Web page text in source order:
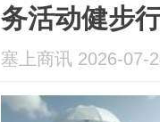
务活动健步
塞上商讯 2026-07-